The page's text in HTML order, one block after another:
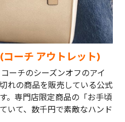
ーチ アウトレット)
ーチのシーズンオフのアイ
れの商品を販売している公式
。専門店限定商品の「お手頃
いて、数千円で素敵なハンド